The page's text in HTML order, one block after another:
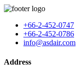
+66-2-452-0747
+66-2-452-0786
info@asdair.com
Address